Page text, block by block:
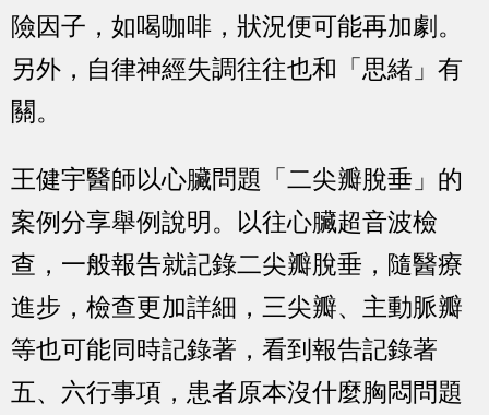
險因子，如喝咖啡，狀況便可能再加劇。
另外，自律神經失調往往也和「思緒」有
關。
王健宇醫師以心臟問題「二尖瓣脫垂」的
案例分享舉例說明。以往心臟超音波檢
查，一般報告就記錄二尖瓣脫垂，隨醫療
進步，檢查更加詳細，三尖瓣、主動脈瓣
等也可能同時記錄著，看到報告記錄著
五、六行事項，患者原本沒什麼胸悶問題